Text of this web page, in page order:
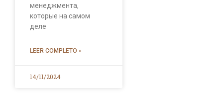
менеджмента,
которые на самом
деле
LEER COMPLETO »
14/11/2024